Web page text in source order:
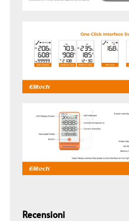
Recensioni